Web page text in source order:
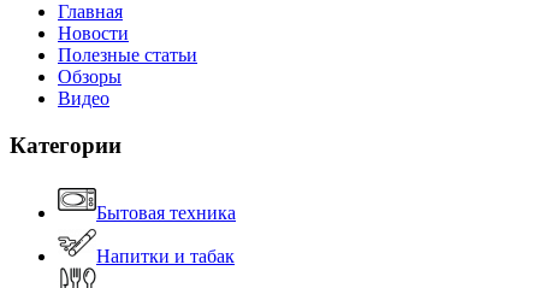
Главная
Новости
Полезные статьи
Обзоры
Видео
Категории
Бытовая техника
Напитки и табак